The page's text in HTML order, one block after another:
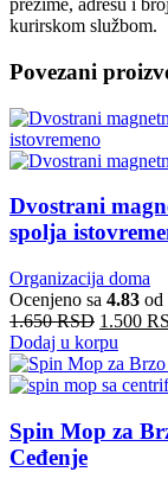
prezime, adresu i
kurirskom službom.
Povezani
Dvostrani
spolja
Organizacija doma
Ocenjeno sa 4.83 od
1.650RSD 1.500
Dodaj u korpu
Spin Mop za
Ceđenje